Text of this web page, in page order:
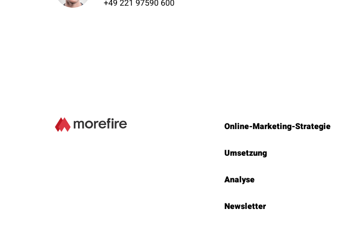
+49 221 97590 600
Online-Marketing-Strategie
Umsetzung
Analyse
Newsletter